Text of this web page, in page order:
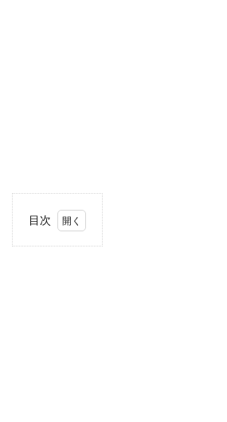
目次